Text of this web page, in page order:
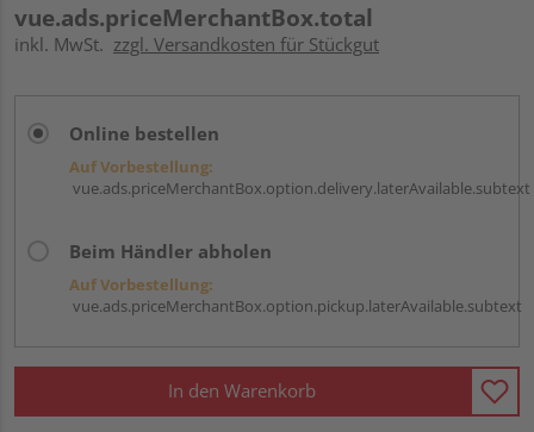
vue.ads.priceMerchantBox.total
inkl. MwSt. zzgl. Versandkosten für Stückgut
Online bestellen
Auf Vorbestellung:
vue.ads.priceMerchantBox.option.delivery.laterAvailable.subtext
Beim Händler abholen
Auf Vorbestellung:
vue.ads.priceMerchantBox.option.pickup.laterAvailable.subtext
In den Warenkorb